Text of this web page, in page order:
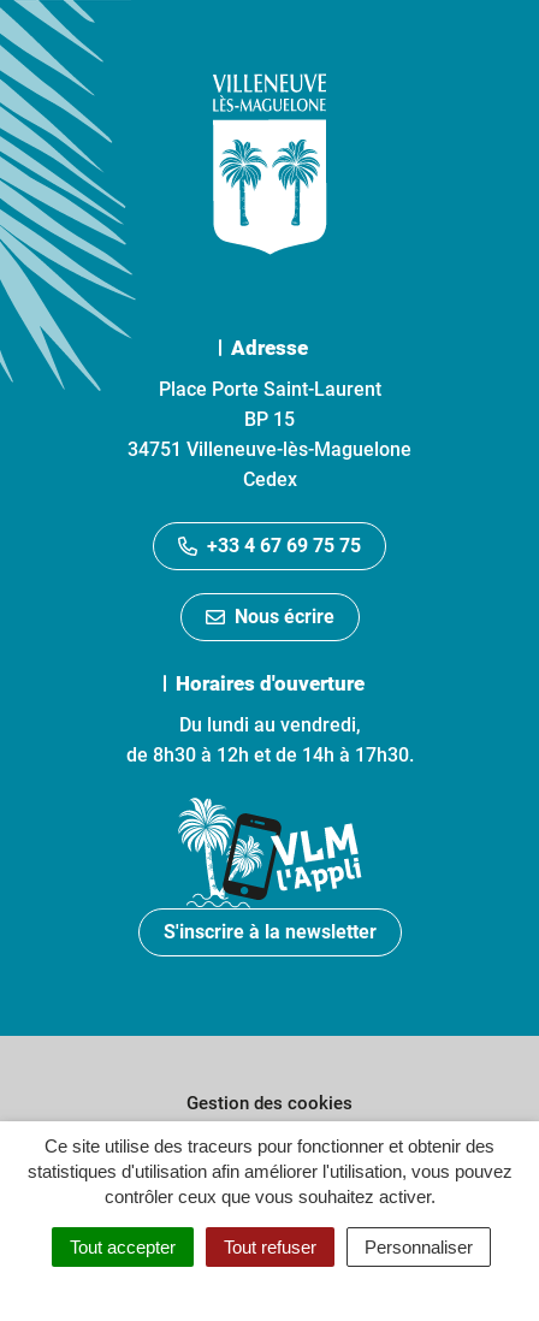
Ce site utilise des traceurs pour fonctionner et obtenir des
statistiques d'utilisation afin améliorer l'utilisation, vous pouvez
contrôler ceux que vous souhaitez activer.
Tout accepter Tout refuser Personnaliser
Adresse
Place Porte Saint-Laurent
BP 15
34751 Villeneuve-lès-Maguelone
Cedex
+33 4 67 69 75 75
Nous écrire
Horaires d'ouverture
Du lundi au vendredi,
de 8h30 à 12h et de 14h à 17h30.
S'inscrire à la newsletter
Gestion des cookies
Plan du site
Politique de confidentialité
Crédits